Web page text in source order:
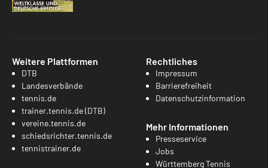
Weitere Plattformen
DTB
Landesverbände
tennis.de
trainer.tennis.de (DTB)
vereine.tennis.de
schiedsrichter.tennis.de
tennistrainer.de
Rechtliches
Impressum
Barrierefreiheit
Datenschutzinformation
Mehr Informationen
Presseservice
Jobs
Württemberg Tennis